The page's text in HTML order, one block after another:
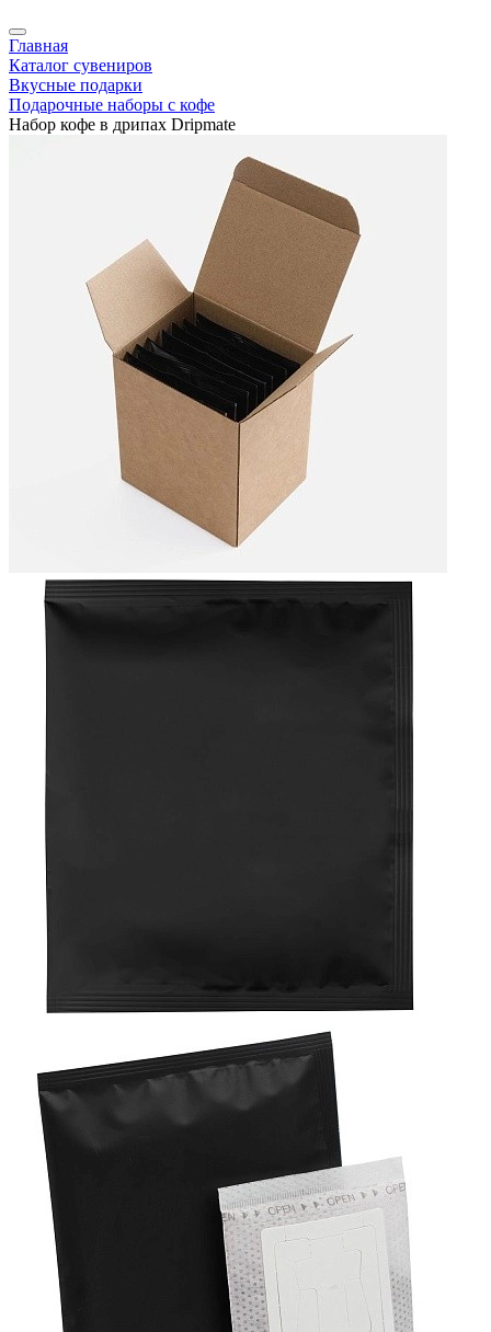
Главная
Каталог сувениров
Вкусные подарки
Подарочные наборы с кофе
Набор кофе в дрипах Dripmate